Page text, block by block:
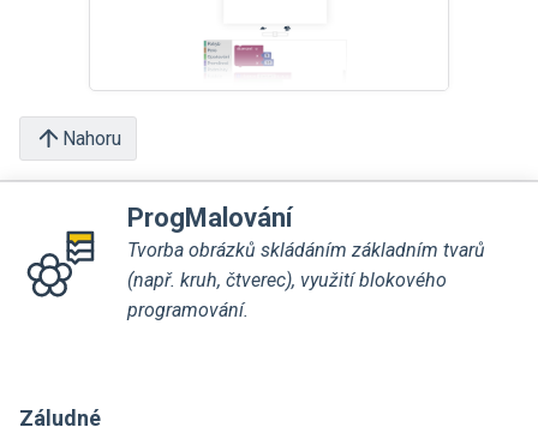
Nahoru
ProgMalování
Tvorba obrázků skládáním základním tvarů
(např. kruh, čtverec), využití blokového
programování.
Záludné